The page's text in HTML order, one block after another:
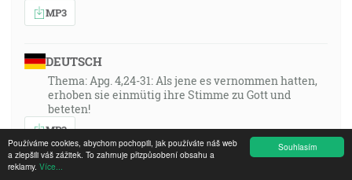
Souhlasím
Používáme cookies, abychom pochopili, jak používáte náš web
a zlepšili váš zážitek. To zahrnuje přizpůsobení obsahu a
reklamy. Více...
MP3
DEUTSCH
Thema: Apg. 4,24-31: Als jene es vernommen hatten,
erhoben sie einmütig ihre Stimme zu Gott und
beteten!
MP3